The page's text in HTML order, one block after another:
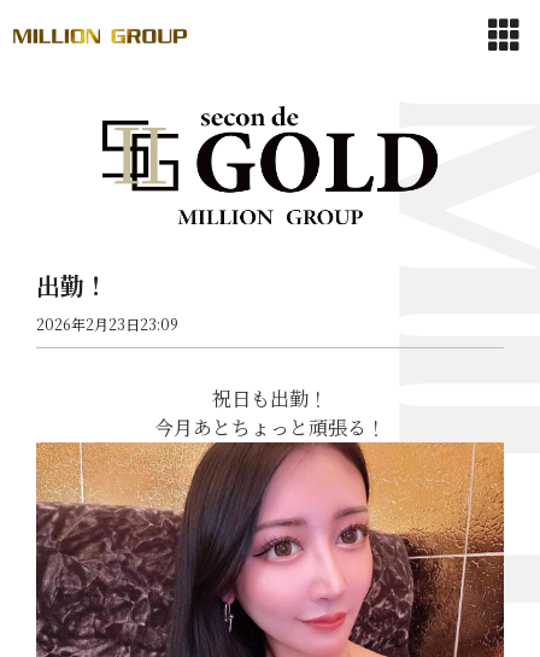
出勤！
2026年2月23日23:09
祝日も出勤！
今月あとちょっと頑張る！